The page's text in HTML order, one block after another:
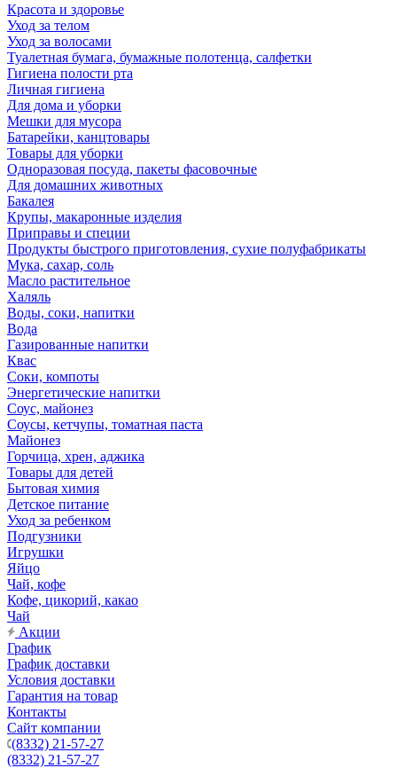
Красота и здоровье
Уход за телом
Уход за волосами
Туалетная бумага, бумажные полотенца, салфетки
Гигиена полости рта
Личная гигиена
Для дома и уборки
Мешки для мусора
Батарейки, канцтовары
Товары для уборки
Одноразовая посуда, пакеты фасовочные
Для домашних животных
Бакалея
Крупы, макаронные изделия
Приправы и специи
Продукты быстрого приготовления, сухие полуфабрикаты
Мука, сахар, соль
Масло растительное
Халяль
Воды, соки, напитки
Вода
Газированные напитки
Квас
Соки, компоты
Энергетические напитки
Соус, майонез
Соусы, кетчупы, томатная паста
Майонез
Горчица, хрен, аджика
Товары для детей
Бытовая химия
Детское питание
Уход за ребенком
Подгузники
Игрушки
Яйцо
Чай, кофе
Кофе, цикорий, какао
Чай
Акции
График
График доставки
Условия доставки
Гарантия на товар
Контакты
Сайт компании
(8332) 21-57-27
(8332) 21-57-27